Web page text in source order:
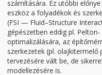
számítására. Ez utóbbi
eszköz a folyadékok és
(FSI — Fluid–Structure
gépészetben eddig pl.
optimalizálására, az
szerkezetek (pl.
tervezésére vált be, de
modellezésére is.